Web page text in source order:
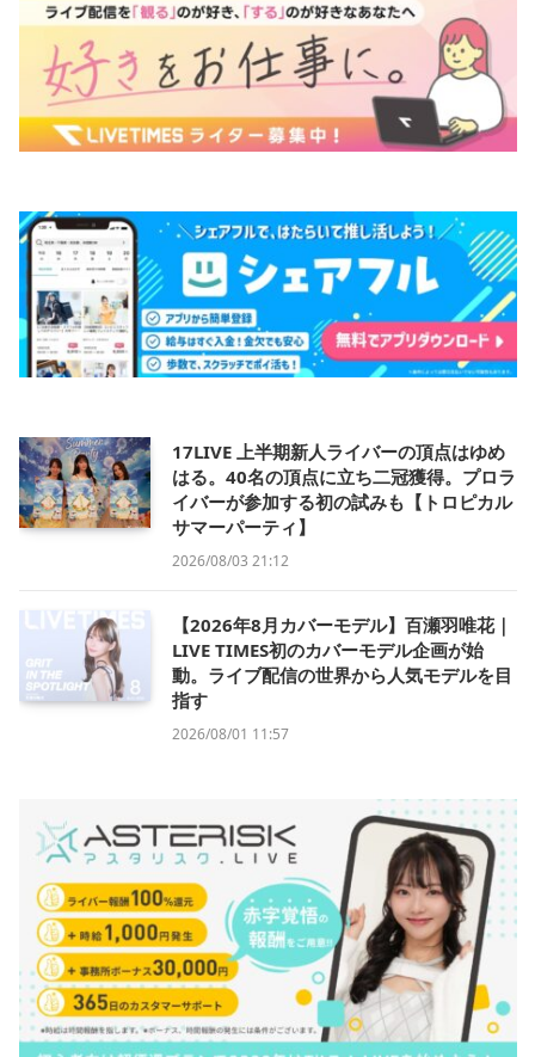
17LIVE 上半期新人ライバーの頂点はゆめ
はる。40名の頂点に立ち二冠獲得。プロラ
イバーが参加する初の試みも【トロピカル
サマーパーティ】
2026/08/03 21:12
【2026年8月カバーモデル】百瀬羽唯花｜
LIVE TIMES初のカバーモデル企画が始
動。ライブ配信の世界から人気モデルを目
指す
2026/08/01 11:57